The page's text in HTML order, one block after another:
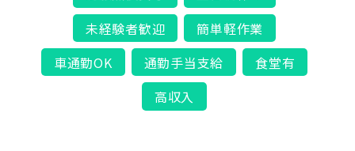
未経験者歓迎
簡単軽作業
車通勤OK
通勤手当支給
食堂有
高収入